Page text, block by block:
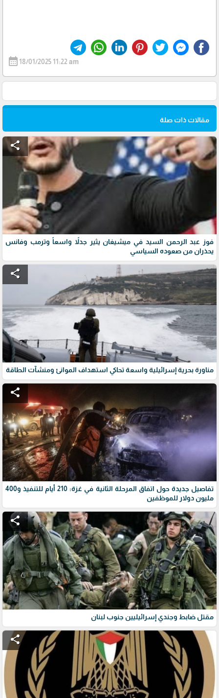
calendar_month 18/01/2025 11:22 am
مقالات ذات صلة
share
فوز عبد الرحمن السيد في ميشيغان يثير جدلاً واسعاً وترمب وفانس
يحذران من صعوده السياسي
share
مناورة بحرية إسرائيلية واسعة تحاكي استهداف الموانئ ومنشآت الطاقة
share
تفاصيل جديدة حول اتفاق المرحلة الثانية في غزة: 210 أيام للتنفيذ و400
مليون دولار للموظفين
share
مقتل ضابط وجندي إسرائيليين جنوب لبنان
share